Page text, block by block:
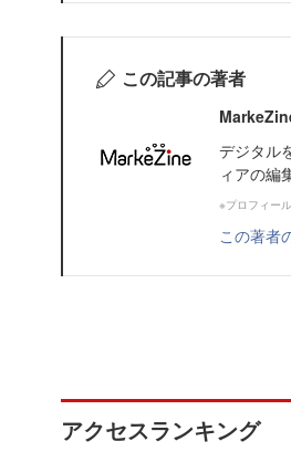
この記事の著者
デジタル
ィアの編
※プロフィー
この著者
アクセスランキング